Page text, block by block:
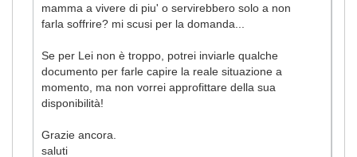
mamma a vivere di piu' o servirebbero solo a non
farla soffrire? mi scusi per la domanda...
Se per Lei non è troppo, potrei inviarle qualche
documento per farle capire la reale situazione a
momento, ma non vorrei approfittare della sua
disponibilità!
Grazie ancora.
saluti